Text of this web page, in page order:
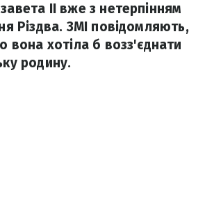
ІІ вже з нетерпінням
Різдва. ЗМІ повідомляють,
вона хотіла б возз'єднати
родину.